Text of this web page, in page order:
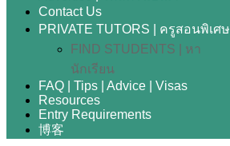
Contact Us
PRIVATE TUTORS | ครูสอนพิเศษ
FIND STUDENTS | หา
นักเรียน
FAQ | Tips | Advice | Visas
Resources
Entry Requirements
博客